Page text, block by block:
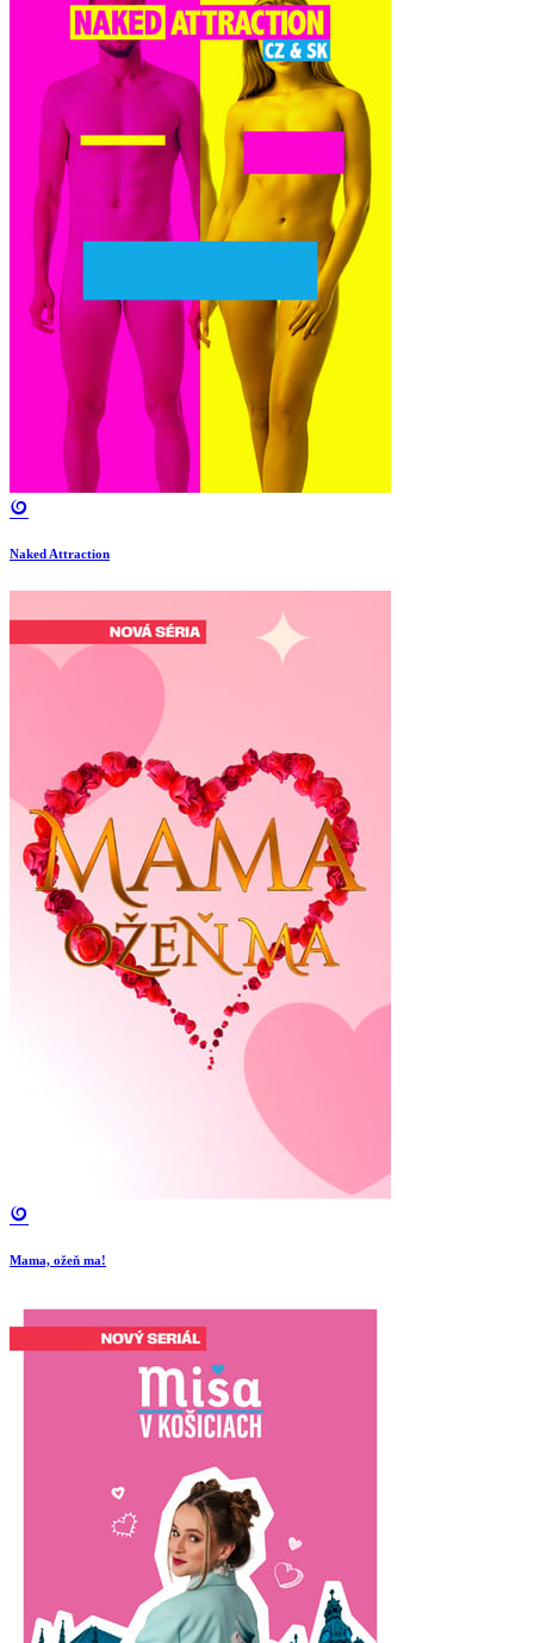
Naked Attraction
Mama, ožeň ma!